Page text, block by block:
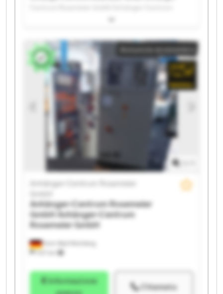
Rosemeier GmbH Anhänger-Centrum Rosemeier
Anhänger-Centrum Rosemeier GmbH Anhänger-
Centrum Rosemeier GmbH Anhänger-Centrum
Rosemeier GmbH Anhänger-Centrum Rosemeier
GmbH Anhänger-Centrum Rosemeier GmbH
Anhänger-Centrum Rosemeier GmbH Anhänger-
Centrum Rosemeier GmbH Anhänger-Centrum
Rosemeier GmbH Anhänger-Centrum Rosemeier
GmbH Anhänger-Centrum Rosemeier GmbH
Anhänger-Centrum Rosemeier GmbH Anhänger-
Centrum Rosemeier GmbH Anhänger-Centrum
Rosemeier GmbH Anhänger-Centrum Rosemeier
GmbH Anhänger-Centrum Rosemeier GmbH
Annuncio economico
Horn-Bad Meinberg
1.147 km
Anhänger-Centrum Rosemeier
Anhänger-Centrum Rosemeier
GmbH Anhänger-Centrum
Rosemeier GmbH
Informazione
Chiamata